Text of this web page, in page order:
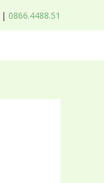
| 0866.4488.51